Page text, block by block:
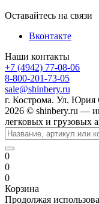
Оставайтесь на связи
Вконтакте
Наши контакты
+7 (4942) 77-08-06
8-800-201-73-05
sale@shinbery.ru
г. Кострома. Ул. Юрия
2026 © shinbery.ru —
легковых и грузовых
0
0
0
Корзина
Продолжая